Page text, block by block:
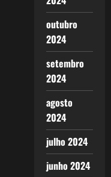
outubro
2024
setembro
2024
agosto
2024
julho 2024
junho 2024